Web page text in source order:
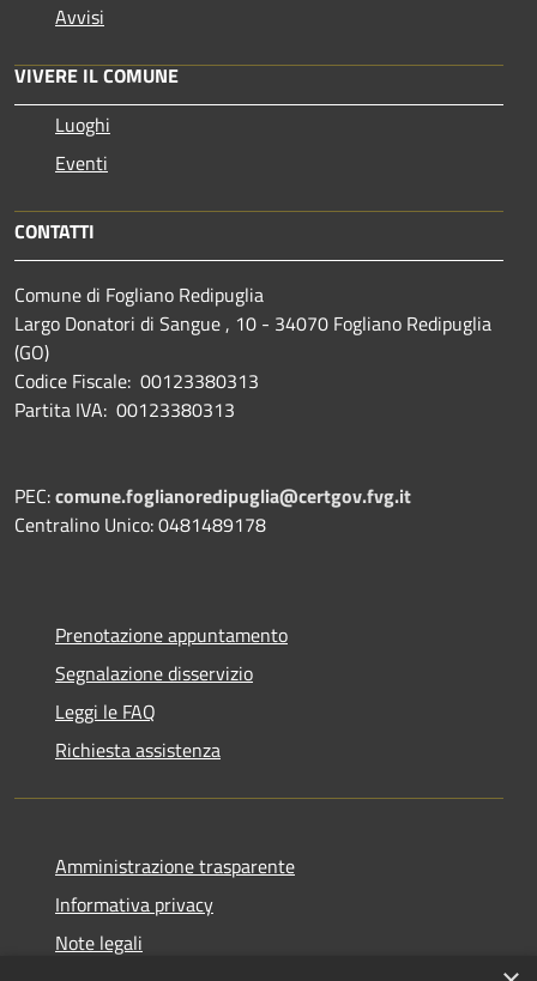
Avvisi
VIVERE IL COMUNE
Luoghi
Eventi
CONTATTI
Comune di Fogliano Redipuglia
Largo Donatori di Sangue , 10 - 34070 Fogliano Redipuglia
(GO)
Codice Fiscale: 00123380313
Partita IVA: 00123380313
PEC:comune.foglianoredipuglia@certgov.fvg.it
Centralino Unico: 0481489178
Prenotazione appuntamento
Segnalazione disservizio
Leggi le FAQ
Richiesta assistenza
Amministrazione trasparente
Informativa privacy
Note legali